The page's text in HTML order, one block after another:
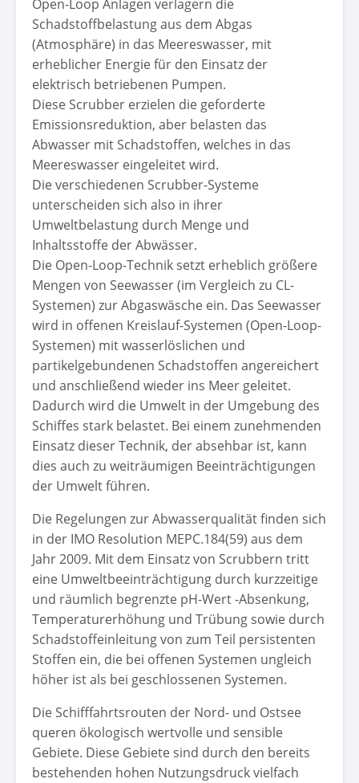
Open-Loop Anlagen verlagern die
Schadstoffbelastung aus dem Abgas
(Atmosphäre) in das Meereswasser, mit
erheblicher Energie für den Einsatz der
elektrisch betriebenen Pumpen.
Diese Scrubber erzielen die geforderte
Emissionsreduktion, aber belasten das
Abwasser mit Schadstoffen, welches in das
Meereswasser eingeleitet wird.
Die verschiedenen Scrubber-Systeme
unterscheiden sich also in ihrer
Umweltbelastung durch Menge und
Inhaltsstoffe der Abwässer.
Die Open-Loop-Technik setzt erheblich größere
Mengen von Seewasser (im Vergleich zu CL-
Systemen) zur Abgaswäsche ein. Das Seewasser
wird in offenen Kreislauf-Systemen (Open-Loop-
Systemen) mit wasserlöslichen und
partikelgebundenen Schadstoffen angereichert
und anschließend wieder ins Meer geleitet.
Dadurch wird die Umwelt in der Umgebung des
Schiffes stark belastet. Bei einem zunehmenden
Einsatz dieser Technik, der absehbar ist, kann
dies auch zu weiträumigen Beeinträchtigungen
der Umwelt führen.
Die Regelungen zur Abwasserqualität finden sich
in der IMO Resolution MEPC.184(59) aus dem
Jahr 2009. Mit dem Einsatz von Scrubbern tritt
eine Umweltbeeinträchtigung durch kurzzeitige
und räumlich begrenzte pH-Wert -Absenkung,
Temperaturerhöhung und Trübung sowie durch
Schadstoffeinleitung von zum Teil persistenten
Stoffen ein, die bei offenen Systemen ungleich
höher ist als bei geschlossenen Systemen.
Die Schifffahrtsrouten der Nord- und Ostsee
queren ökologisch wertvolle und sensible
Gebiete. Diese Gebiete sind durch den bereits
bestehenden hohen Nutzungsdruck vielfach